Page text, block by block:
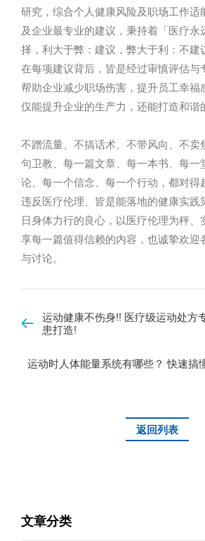
研究，综合个人健康风险及职场工作适
及企业最专业的建议，秉持着「医疗永
择，利大于弊：建议，弊大于利：不建
在每项建议背后，皆是经过审慎评估与
帮助企业减少职场伤害，提升员工幸福
仅能提升企业的生产力，还能打造和谐
不蹭流量、不搞话术、不带风向、不
句卫教、每一篇文章、每一本书、每一
论、每一个信念、每一个行动，都对得
违反医疗伦理、皆是能落地的健康实践
日身体力行的良心，以医疗伦理为秤、
享每一篇值得信赖的内容，也诚挚欢迎
与讨论。
运动健康不伤身!! 医疗级运动处方
患打造!
运动时人体能量系统有哪些？ 快速搞
返回列表
文章分类